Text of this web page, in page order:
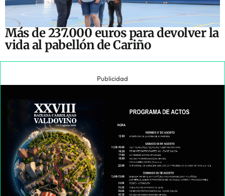
Más de 237.000 euros para devolver la
vida al pabellón de Cariño
Publicidad